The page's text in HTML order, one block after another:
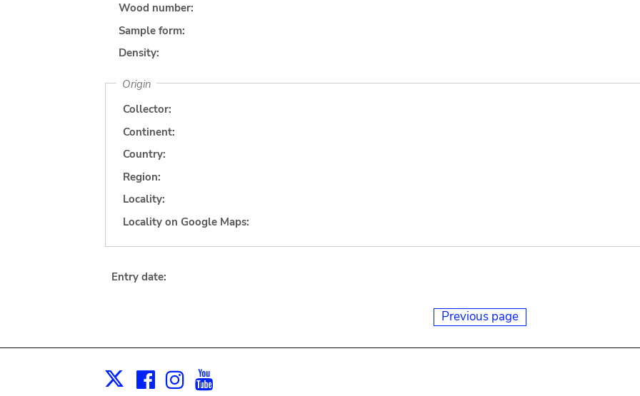
Wood number:
Sample form:
Density:
Origin
Collector:
Continent:
Country:
Region:
Locality:
Locality on Google Maps:
Entry date:
Previous page
X Facebook
Instagram